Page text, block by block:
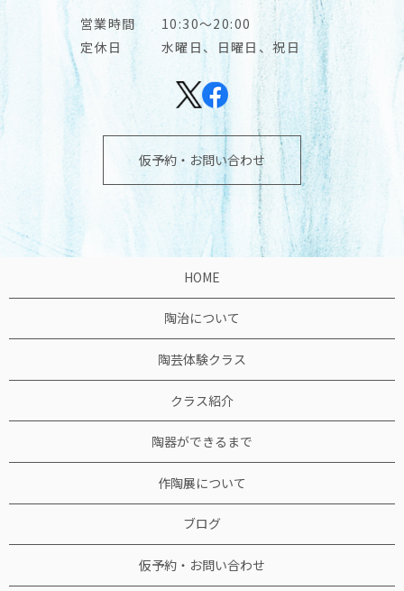
営業時間
10:30～20:00
定休日
水曜日、日曜日、祝日
仮予約・お問い合わせ
HOME
陶治について
陶芸体験クラス
クラス紹介
陶器ができるまで
作陶展について
ブログ
仮予約・お問い合わせ